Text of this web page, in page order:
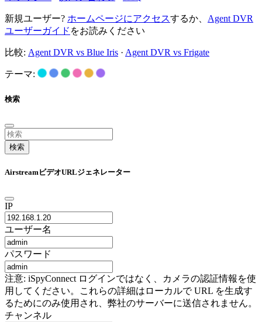
新規ユーザー? ホームページにアクセスするか、 Agent DVR
ユーザーガイド をお読みください
比較: Agent DVR vs Blue Iris · Agent DVR vs Frigate
テーマ:
検索
検索
AirstreamビデオURLジェネレーター
IP
ユーザー名
パスワード
注意: iSpyConnect ログインではなく、カメラの認証情報を使
用してください。これらの詳細はローカルで URL を生成す
るためにのみ使用され、弊社のサーバーに送信されません。
チャンネル